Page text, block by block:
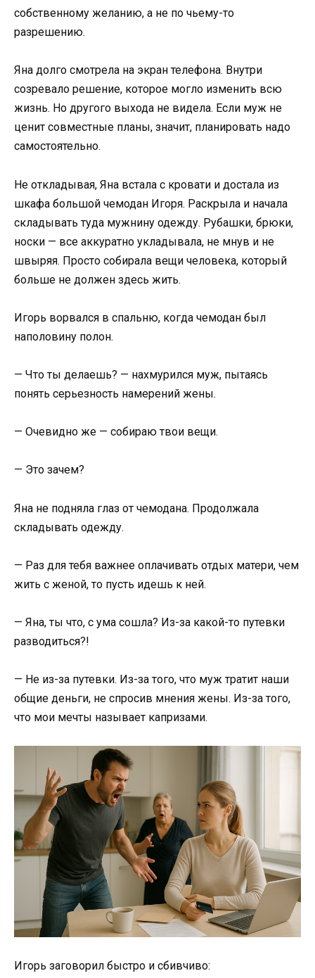
собственному желанию, а не по чьему-то
разрешению.
Яна долго смотрела на экран телефона. Внутри
созревало решение, которое могло изменить всю
жизнь. Но другого выхода не видела. Если муж не
ценит совместные планы, значит, планировать надо
самостоятельно.
Не откладывая, Яна встала с кровати и достала из
шкафа большой чемодан Игоря. Раскрыла и начала
складывать туда мужнину одежду. Рубашки, брюки,
носки — все аккуратно укладывала, не мнув и не
швыряя. Просто собирала вещи человека, который
больше не должен здесь жить.
Игорь ворвался в спальню, когда чемодан был
наполовину полон.
— Что ты делаешь? — нахмурился муж, пытаясь
понять серьезность намерений жены.
— Очевидно же — собираю твои вещи.
— Это зачем?
Яна не подняла глаз от чемодана. Продолжала
складывать одежду.
— Раз для тебя важнее оплачивать отдых матери, чем
жить с женой, то пусть идешь к ней.
— Яна, ты что, с ума сошла? Из-за какой-то путевки
разводиться?!
— Не из-за путевки. Из-за того, что муж тратит наши
общие деньги, не спросив мнения жены. Из-за того,
что мои мечты называет капризами.
Игорь заговорил быстро и сбивчиво: